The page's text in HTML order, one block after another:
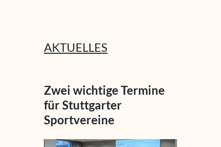
AKTUELLES
Zwei wichtige Termine
für Stuttgarter
Sportvereine